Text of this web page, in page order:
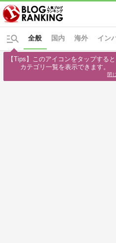
国内 海外 イン
全般
【Tips】このアイコンをタップすると
カテゴリ一覧を表示できます。
閉